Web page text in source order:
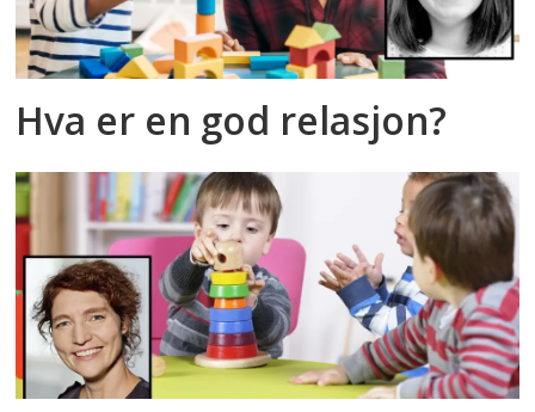
Hva er en god relasjon?